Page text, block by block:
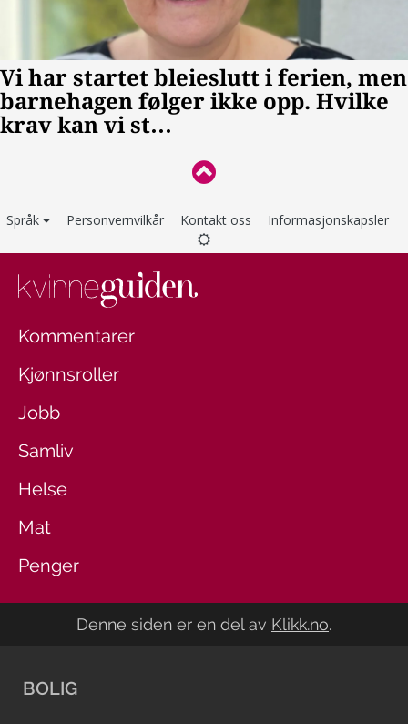
Språk Personvernvilkår Kontakt oss Informasjonskapsler
Kommentarer
Kjønnsroller
Jobb
Samliv
Helse
Mat
Penger
Denne siden er en del av Klikk.no.
BOLIG